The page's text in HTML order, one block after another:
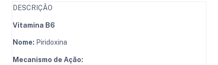
DESCRIÇÃO
Vitamina B6
Nome: Piridoxina
Mecanismo de Ação: